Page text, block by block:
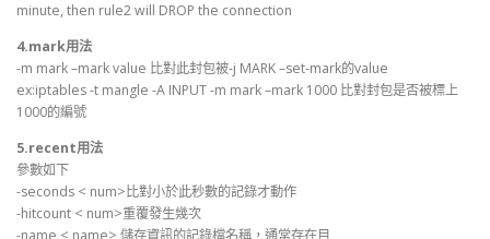
minute, then rule2 will DROP the connection
4.mark用法
-m mark –mark value 比對此封包被-j MARK –set-mark的value
ex:iptables -t mangle -A INPUT -m mark –mark 1000 比對封包是否被標上
1000的編號
5.recent用法
參數如下
-seconds < num>比對小於此秒數的記錄才動作
-hitcount < num>重覆發生幾次